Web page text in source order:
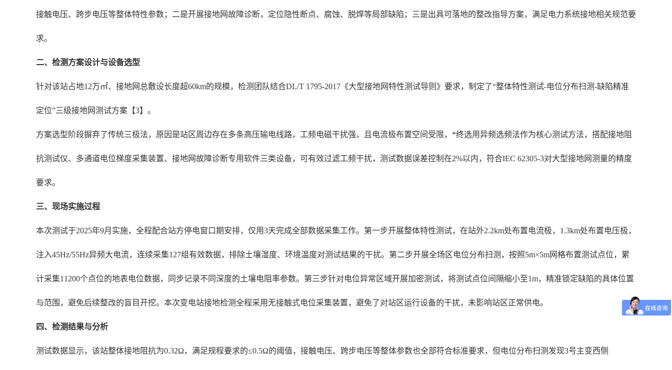
接触电压、跨步电压等整体特性参数；二是开展接地网故障诊断，定位隐性断点、腐蚀、脱焊等局部缺陷；三是出具可落地的整改指导方案，满足电力系统接地相关规范要
求。
二、检测方案设计与设备选型
针对该站占地12万㎡、接地网总敷设长度超60km的规模，检测团队结合DL/T 1795-2017《大型接地网特性测试导则》要求，制定了“整体特性测试-电位分布扫测-缺陷精准
定位”三级接地网测试方案【3】。
方案选型阶段摒弃了传统三极法，原因是站区周边存在多条高压输电线路，工频电磁干扰强，且电流极布置空间受限，*终选用异频选频法作为核心测试方法，搭配接地阻
抗测试仪、多通道电位梯度采集装置、接地网故障诊断专用软件三类设备，可有效过滤工频干扰，测试数据误差控制在2%以内，符合IEC 62305-3对大型接地网测量的精度
要求。
三、现场实施过程
本次测试于2025年9月实施，全程配合站方停电窗口期安排，仅用3天完成全部数据采集工作。第一步开展整体特性测试，在站外2.2km处布置电流极，1.3km处布置电压极，
注入45Hz/55Hz异频大电流，连续采集127组有效数据，排除土壤湿度、环境温度对测试结果的干扰。第二步开展全场区电位分布扫测，按照5m×5m网格布置测试点位，累
计采集11200个点位的地表电位数据，同步记录不同深度的土壤电阻率参数。第三步针对电位异常区域开展加密测试，将测试点位间隔缩小至1m，精准锁定缺陷的具体位置
与范围，避免后续整改的盲目开挖。本次变电站接地检测全程采用无接触式电位采集装置，避免了对站区运行设备的干扰，未影响站区正常供电。
四、检测结果与分析
测试数据显示，该站整体接地阻抗为0.32Ω，满足规程要求的≤0.5Ω的阈值，接触电压、跨步电压等整体参数也全部符合标准要求，但电位分布扫测发现3号主变西侧